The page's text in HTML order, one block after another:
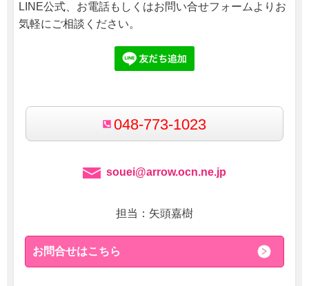
LINE公式、お電話もしくはお問い合せフォームよりお
気軽にご相談ください。
048-773-1023
souei@arrow.ocn.ne.jp
担当：矢頭嘉樹
お問合せはこちら